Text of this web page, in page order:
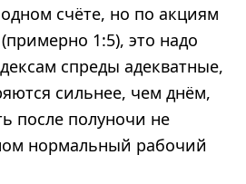
счёте, но по акциям
1:5), это надо
спреды адекватные,
сильнее, чем днём,
после полуночи не
нормальный рабочий